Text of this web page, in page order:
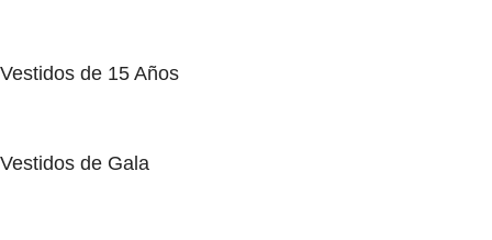
Vestidos de 15 Años
Vestidos de Gala